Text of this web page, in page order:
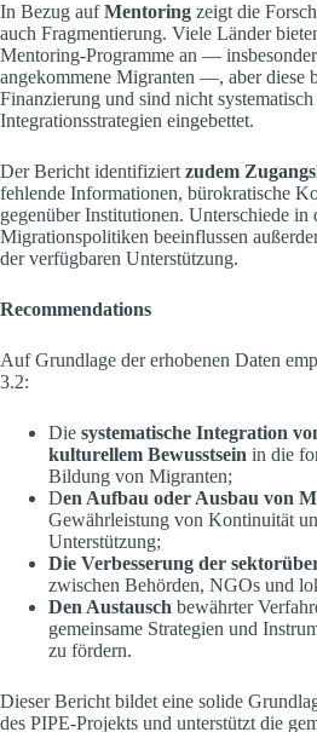
In Bezug aufMentoring zeigt die
auch Fragmentierung. Viele Länder
Mentoring-Programme an —
angekommene Migranten —, aber diese
Finanzierung und sind nicht
Integrationsstrategien eingebettet.
Der Bericht identifiziert zudem
fehlende Informationen, bürokratische
gegenüber Institutionen. Unterschiede in
Migrationspolitiken beeinflussen
der verfügbaren Unterstützung.
Recommendations
Auf Grundlage der erhobenen Daten
3.2:
Die systematische Integration
kulturellem Bewusstsein in die
Bildung von Migranten;
Den Aufbau oder Ausbau von
Gewährleistung von Kontinuität
Unterstützung;
Die Verbesserung der
zwischen Behörden, NGOs und
Den Austausch bewährter
gemeinsame Strategien und
zu fördern.
Dieser Bericht bildet eine solide
des PIPE-Projekts und unterstützt die